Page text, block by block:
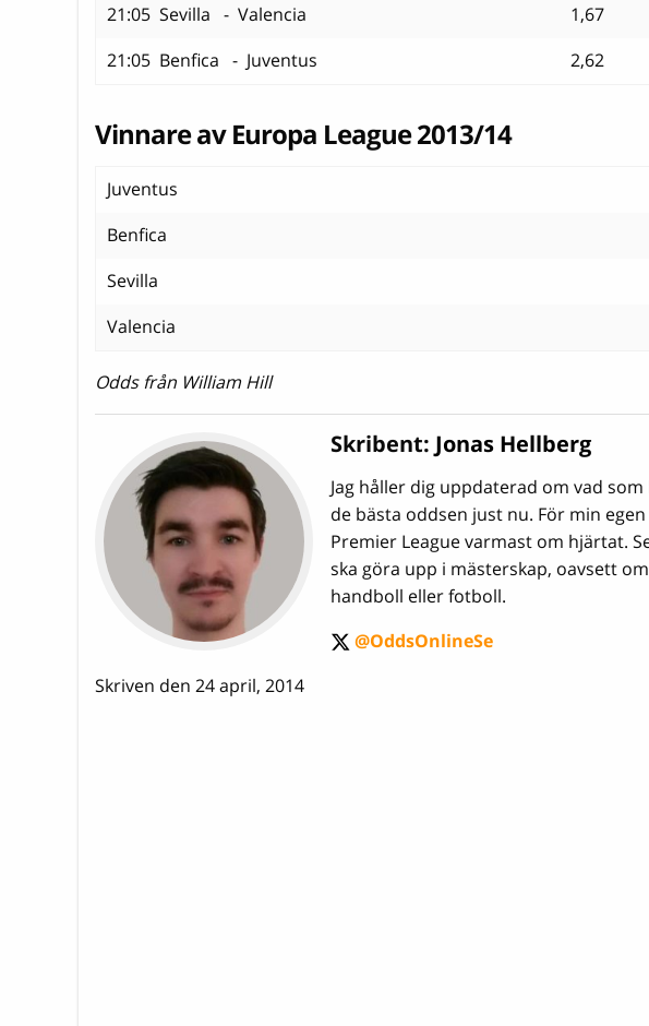
21:05 Sevilla - Valencia
1,67
21:05 Benfica - Juventus
2,62
Vinnare av Europa League 2013/14
Juventus
Benfica
Sevilla
Valencia
Odds från William Hill
Skribent: Jonas Hellberg
Jag håller dig uppdaterad om vad
de bästa oddsen just nu. För min
Premier League varmast om hjärtat.
ska göra upp i mästerskap, oavsett
handboll eller fotboll.
twitter
@OddsOnlineSe
Skriven den 24 april, 2014